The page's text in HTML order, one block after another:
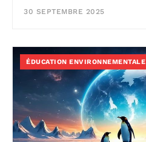
30 SEPTEMBRE 2025
ÉDUCATION ENVIRONNEMENTALE